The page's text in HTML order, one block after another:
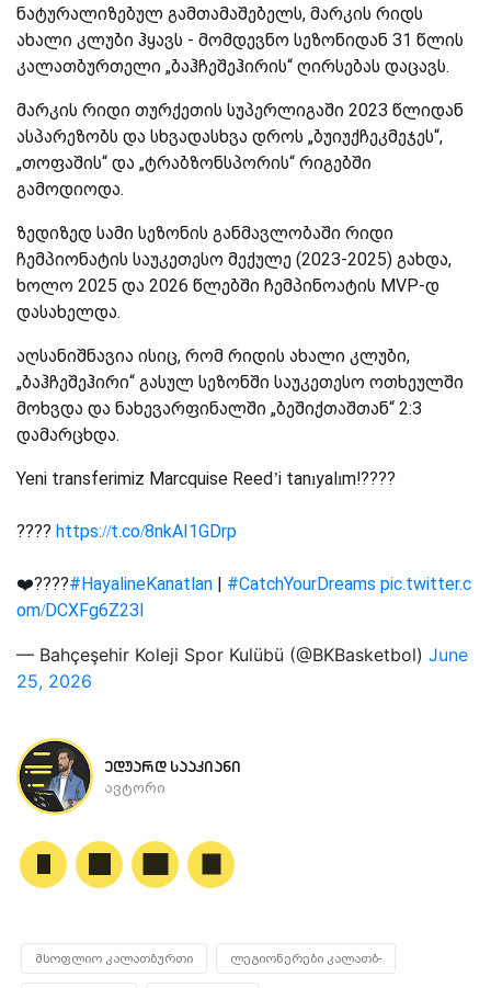
ნატურალიზებულ გამთამაშებელს, მარკის რიდს
ახალი კლუბი ჰყავს - მომდევნო სეზონიდან 31 წლის
კალათბურთელი „ბაჰჩეშეჰირის“ ღირსებას დაცავს.
მარკის რიდი თურქეთის სუპერლიგაში 2023 წლიდან
ასპარეზობს და სხვადასხვა დროს „ბუიუქჩეკმეჯეს“,
„თოფაშის“ და „ტრაბზონსპორის“ რიგებში
გამოდიოდა.
ზედიზედ სამი სეზონის განმავლობაში რიდი
ჩემპიონატის საუკეთესო მექულე (2023-2025) გახდა,
ხოლო 2025 და 2026 წლებში ჩემპინოატის MVP-დ
დასახელდა.
აღსანიშნავია ისიც, რომ რიდის ახალი კლუბი,
„ბაჰჩეშეჰირი“ გასულ სეზონში საუკეთესო ოთხეულში
მოხვდა და ნახევარფინალში „ბეშიქთაშთან“ 2:3
დამარცხდა.
Yeni transferimiz Marcquise Reed’i tanıyalım!????
???? https://t.co/8nkAI1GDrp
❤️????#HayalineKanatlan | #CatchYourDreams pic.twitter.c
om/DCXFg6Z23l
— Bahçeşehir Koleji Spor Kulübü (@BKBasketbol) June
25, 2026
ედუარდ სააკიანი
ავტორი
მსოფლიო კალათბურთი ლეგიონერები კალათბ-